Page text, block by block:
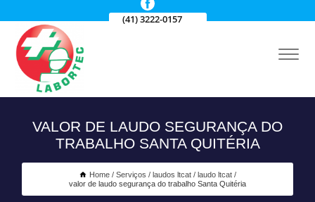
(41) 3222-0157
VALOR DE LAUDO SEGURANÇA DO
TRABALHO SANTA QUITÉRIA
Home Serviços laudos ltcat
laudo ltcat
valor de laudo segurança do trabalho Santa Quitéria